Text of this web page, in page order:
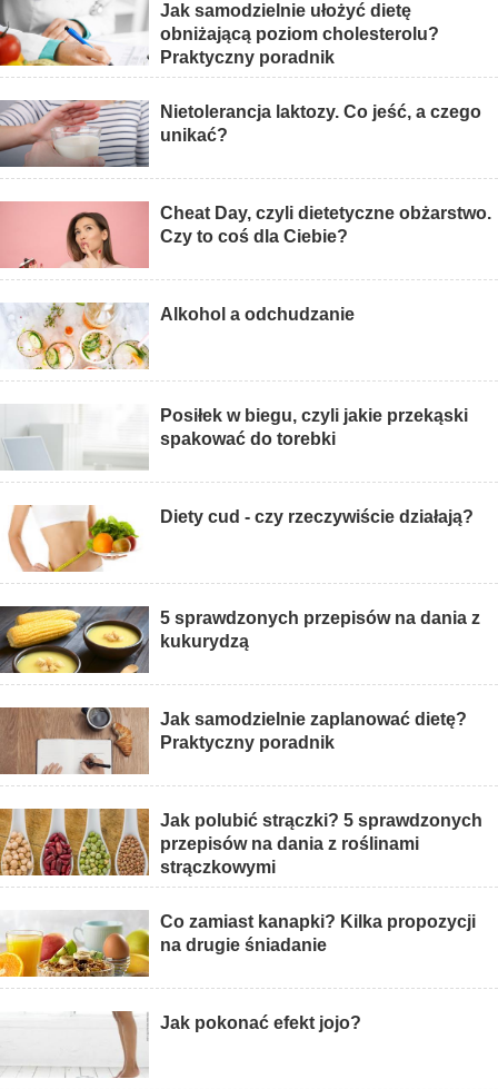
Jak samodzielnie ułożyć dietę
obniżającą poziom cholesterolu?
Praktyczny poradnik
Nietolerancja laktozy. Co jeść, a czego
unikać?
Cheat Day, czyli dietetyczne obżarstwo.
Czy to coś dla Ciebie?
Alkohol a odchudzanie
Posiłek w biegu, czyli jakie przekąski
spakować do torebki
Diety cud - czy rzeczywiście działają?
5 sprawdzonych przepisów na dania z
kukurydzą
Jak samodzielnie zaplanować dietę?
Praktyczny poradnik
Jak polubić strączki? 5 sprawdzonych
przepisów na dania z roślinami
strączkowymi
Co zamiast kanapki? Kilka propozycji
na drugie śniadanie
Jak pokonać efekt jojo?